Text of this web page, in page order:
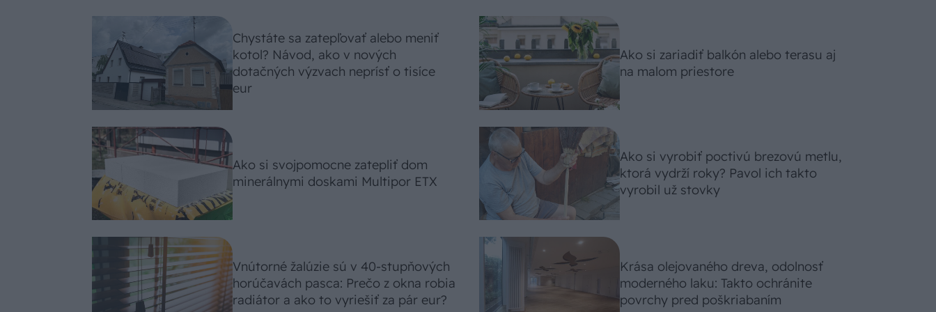
Chystáte sa zatepľovať alebo meniť
kotol? Návod, ako v nových
dotačných výzvach neprísť o tisíce
eur
Ako si svojpomocne zatepliť dom
minerálnymi doskami Multipor ETX
Vnútorné žalúzie sú v 40-stupňových
horúčavách pasca: Prečo z okna robia
radiátor a ako to vyriešiť za pár eur?
Ako si zariadiť balkón alebo terasu aj
na malom priestore
Ako si vyrobiť poctivú brezovú metlu,
ktorá vydrží roky? Pavol ich takto
vyrobil už stovky
Krása olejovaného dreva, odolnosť
moderného laku: Takto ochránite
povrchy pred poškriabaním